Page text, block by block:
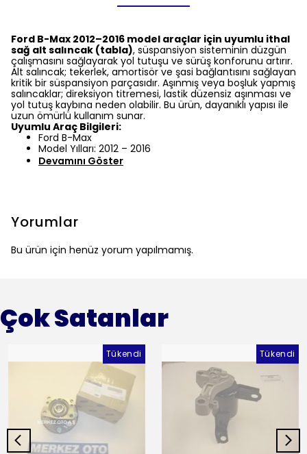
Ford B-Max 2012–2016 model araçlar için uyumlu ithal
sağ alt salıncak (tabla), süspansiyon sisteminin düzgün
çalışmasını sağlayarak yol tutuşu ve sürüş konforunu artırır.
Alt salıncak; tekerlek, amortisör ve şasi bağlantısını sağlayan
kritik bir süspansiyon parçasıdır. Aşınmış veya boşluk yapmış
salıncaklar; direksiyon titremesi, lastik düzensiz aşınması ve
yol tutuş kaybına neden olabilir. Bu ürün, dayanıklı yapısı ile
uzun ömürlü kullanım sunar.
Uyumlu Araç Bilgileri:
Ford B-Max
Model Yılları: 2012 – 2016
Devamını Göster
Yorumlar
Bu ürün için henüz yorum yapılmamış.
Çok Satanlar
Tükendi Tükendi